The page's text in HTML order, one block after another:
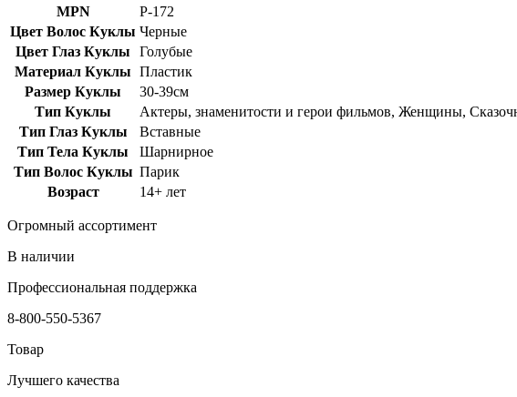
MPN
P-172
Цвет Волос Куклы Черные
Цвет Глаз Куклы
Голубые
Материал Куклы Пластик
Размер Куклы
30-39см
Тип Куклы
Актеры, знаменитости и герои фильмов, Женщины,
Тип Глаз Куклы
Вставные
Тип Тела Куклы
Шарнирное
Тип Волос Куклы Парик
Возраст
14+ лет
Огромный ассортимент
В наличии
Профессиональная поддержка
8-800-550-5367
Товар
Лучшего качества